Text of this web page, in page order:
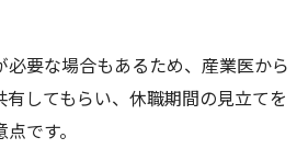
必要な場合もあるため、産業医から
してもらい、休職期間の見立てを
です。